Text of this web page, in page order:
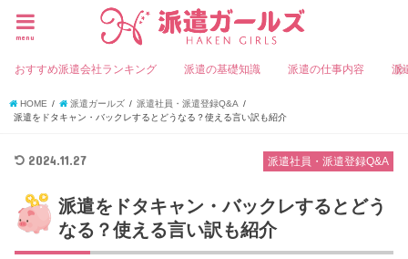
menu
おすすめ派遣会社ランキング 派遣の基礎知識 派遣の仕事内容 派
HOME 派遣ガールズ
派遣社員・派遣登録Q&A
派遣をドタキャン・バックレするとどうなる？使える言い訳も紹介
派遣社員・派遣登録Q&A
2024.11.27
派遣をドタキャン・バックレするとどう
なる？使える言い訳も紹介